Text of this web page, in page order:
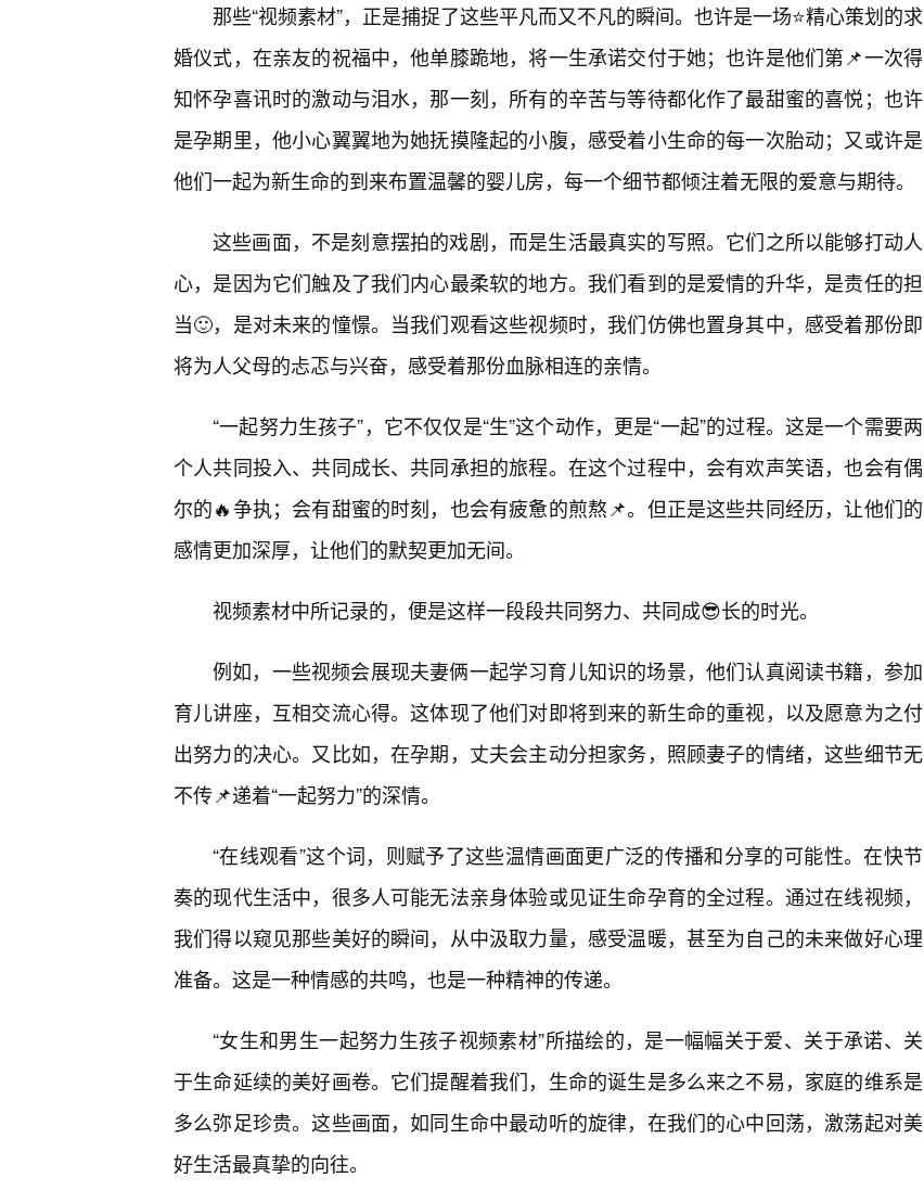
那些“视频素材”，正是捕捉了这些平凡而又不凡的瞬间。也许是一场⭐精心策划的求
婚仪式，在亲友的祝福中，他单膝跪地，将一生承诺交付于她；也许是他们第📌一次得
知怀孕喜讯时的激动与泪水，那一刻，所有的辛苦与等待都化作了最甜蜜的喜悦；也许
是孕期里，他小心翼翼地为她抚摸隆起的小腹，感受着小生命的每一次胎动；又或许是
他们一起为新生命的到来布置温馨的婴儿房，每一个细节都倾注着无限的爱意与期待。
这些画面，不是刻意摆拍的戏剧，而是生活最真实的写照。它们之所以能够打动人
心，是因为它们触及了我们内心最柔软的地方。我们看到的是爱情的升华，是责任的担
当🙂，是对未来的憧憬。当我们观看这些视频时，我们仿佛也置身其中，感受着那份即
将为人父母的忐忑与兴奋，感受着那份血脉相连的亲情。
“一起努力生孩子”，它不仅仅是“生”这个动作，更是“一起”的过程。这是一个需要两
个人共同投入、共同成长、共同承担的旅程。在这个过程中，会有欢声笑语，也会有偶
尔的🔥争执；会有甜蜜的时刻，也会有疲惫的煎熬📌。但正是这些共同经历，让他们的
感情更加深厚，让他们的默契更加无间。
视频素材中所记录的，便是这样一段段共同努力、共同成😎长的时光。
例如，一些视频会展现夫妻俩一起学习育儿知识的场景，他们认真阅读书籍，参加
育儿讲座，互相交流心得。这体现了他们对即将到来的新生命的重视，以及愿意为之付
出努力的决心。又比如，在孕期，丈夫会主动分担家务，照顾妻子的情绪，这些细节无
不传📌递着“一起努力”的深情。
“在线观看”这个词，则赋予了这些温情画面更广泛的传播和分享的可能性。在快节
奏的现代生活中，很多人可能无法亲身体验或见证生命孕育的全过程。通过在线视频，
我们得以窥见那些美好的瞬间，从中汲取力量，感受温暖，甚至为自己的未来做好心理
准备。这是一种情感的共鸣，也是一种精神的传递。
“女生和男生一起努力生孩子视频素材”所描绘的，是一幅幅关于爱、关于承诺、关
于生命延续的美好画卷。它们提醒着我们，生命的诞生是多么来之不易，家庭的维系是
多么弥足珍贵。这些画面，如同生命中最动听的旋律，在我们的心中回荡，激荡起对美
好生活最真挚的向往。